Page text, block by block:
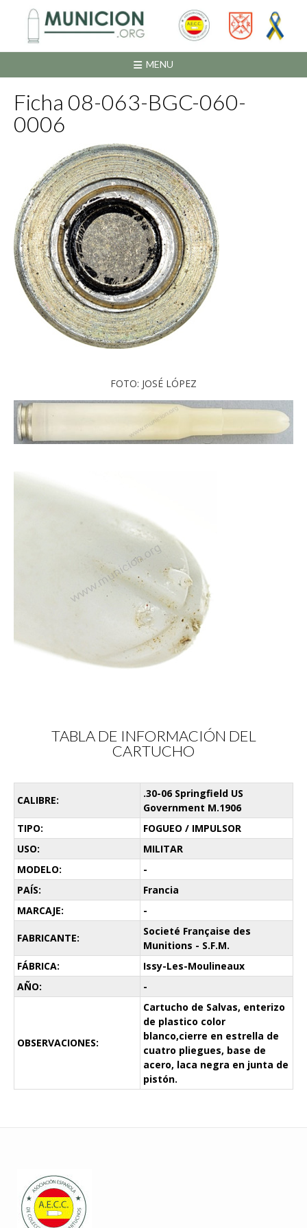
contenido
MENU
Ficha 08-063-BGC-060-
0006
FOTO: JOSÉ LÓPEZ
TABLA DE INFORMACIÓN DEL
CARTUCHO
CALIBRE:
.30-06 Springfield US
Government M.1906
TIPO:
FOGUEO / IMPULSOR
USO:
MILITAR
MODELO:
-
PAÍS:
Francia
MARCAJE:
-
FABRICANTE:
Societé Française des
Munitions - S.F.M.
FÁBRICA:
Issy-Les-Moulineaux
AÑO:
-
OBSERVACIONES:
Cartucho de Salvas, enterizo
de plastico color
blanco,cierre en estrella de
cuatro pliegues, base de
acero, laca negra en junta de
pistón.